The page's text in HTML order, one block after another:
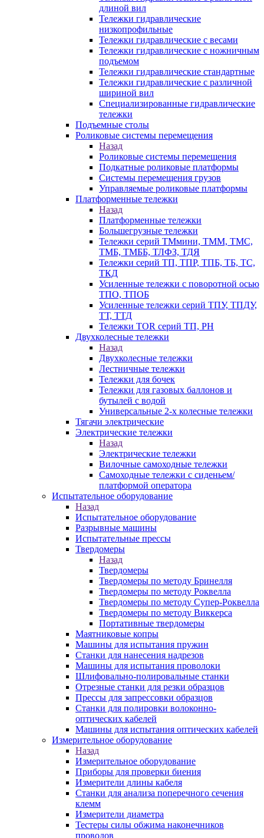
длиной вил
Тележки гидравлические
низкопрофильные
Тележки гидравлические с весами
Тележки гидравлические с ножничным
подъемом
Тележки гидравлические стандартные
Тележки гидравлические с различной
шириной вил
Специализированные гидравлические
тележки
Подъемные столы
Роликовые системы перемещения
Назад
Роликовые системы перемещения
Подкатные роликовые платформы
Системы перемещения грузов
Управляемые роликовые платформы
Платформенные тележки
Назад
Платформенные тележки
Большегрузные тележки
Тележки серий ТМмини, ТММ, ТМС,
ТМБ, ТМББ, ТЛФЗ, ТДЯ
Тележки серий ТП, ТПР, ТПБ, ТБ, ТС,
ТКД
Усиленные тележки с поворотной осью
ТПО, ТПОБ
Усиленные тележки серий ТПУ, ТПДУ,
ТТ, ТТД
Тележки TOR серий ТП, PH
Двухколесные тележки
Назад
Двухколесные тележки
Лестничные тележки
Тележки для бочек
Тележки для газовых баллонов и
бутылей с водой
Универсальные 2-х колесные тележки
Тягачи электрические
Электрические тележки
Назад
Электрические тележки
Вилочные самоходные тележки
Самоходные тележки с сиденьем/
платформой оператора
Испытательное оборудование
Назад
Испытательное оборудование
Разрывные машины
Испытательные прессы
Твердомеры
Назад
Твердомеры
Твердомеры по методу Бринелля
Твердомеры по методу Роквелла
Твердомеры по методу Супер-Роквелла
Твердомеры по методу Виккерса
Портативные твердомеры
Маятниковые копры
Машины для испытания пружин
Станки для нанесения надрезов
Машины для испытания проволоки
Шлифовально-полировальные станки
Отрезные станки для резки образцов
Прессы для запрессовки образцов
Станки для полировки волоконно-
оптических кабелей
Машины для испытания оптических кабелей
Измерительное оборудование
Назад
Измерительное оборудование
Приборы для проверки биения
Измерители длины кабеля
Станки для анализа поперечного сечения
клемм
Измерители диаметра
Тестеры силы обжима наконечников
проводов